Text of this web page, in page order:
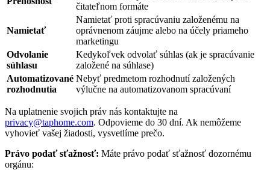
čitateľnom formáte
Namietať
Namietať proti spracúvaniu založenému na
oprávnenom záujme alebo na účely priameho
marketingu
Odvolanie
súhlasu
Kedykoľvek odvolať súhlas (ak je spracúvanie
založené na súhlase)
Automatizované
rozhodnutia
Nebyť predmetom rozhodnutí založených
výlučne na automatizovanom spracúvaní
Na uplatnenie svojich práv nás kontaktujte na
privacy@taphome.com. Odpovieme do 30 dní. Ak nemôžeme
vyhovieť vašej žiadosti, vysvetlíme prečo.
Právo podať sťažnosť: Máte právo podať sťažnosť dozornému
orgánu: